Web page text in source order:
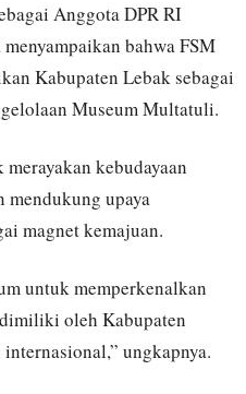
Anggota DPR RI
bahwa FSM
Kabupaten Lebak sebagai
Museum Multatuli.
kebudayaan
mendukung upaya
magnet kemajuan.
untuk memperkenalkan
oleh Kabupaten
ungkapnya.